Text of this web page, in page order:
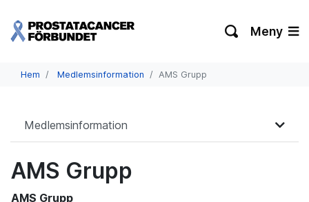
Meny
Hem Medlemsinformation AMS Grupp
Medlemsinformation
AMS Grupp
AMS Grupp